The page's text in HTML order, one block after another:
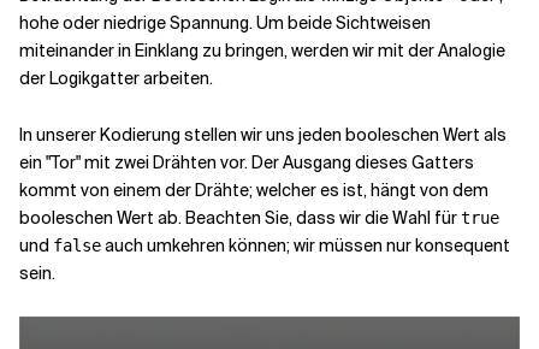
hohe oder niedrige Spannung. Um beide Sichtweisen
miteinander in Einklang zu bringen, werden wir mit der Analogie
der Logikgatter arbeiten.
In unserer Kodierung stellen wir uns jeden booleschen Wert als
ein "Tor" mit zwei Drähten vor. Der Ausgang dieses Gatters
kommt von einem der Drähte; welcher es ist, hängt von dem
booleschen Wert ab. Beachten Sie, dass wir die Wahl fürtrue
und falseauch umkehren können; wir müssen nur konsequent
sein.